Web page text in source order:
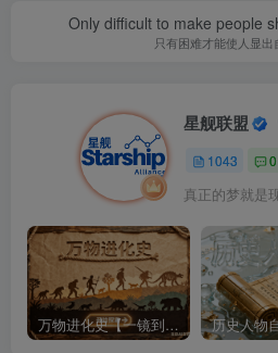
Only difficult to make people
只有困难才能使人显出
星舰联盟
1043 0
真正的梦就是
万物进化史【一镜到底】